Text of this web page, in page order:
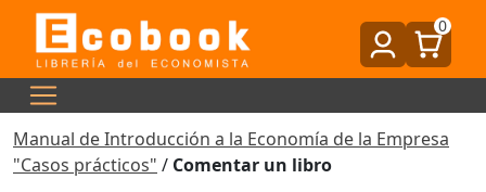
0
Manual de Introducción a la Economía de la Empresa
"Casos prácticos" / Comentar un libro